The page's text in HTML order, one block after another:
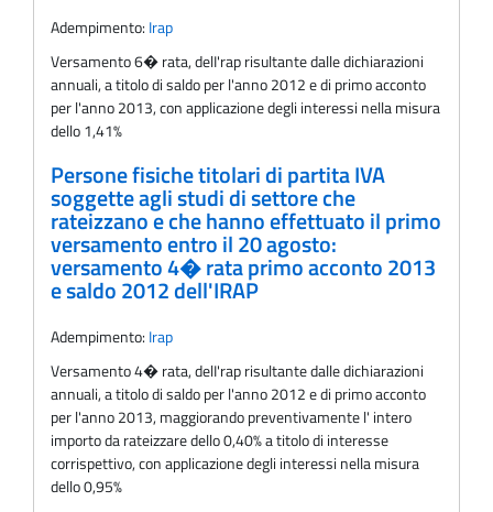
Adempimento: Irap
Versamento 6� rata, delI'rap risultante dalle dichiarazioni
annuali, a titolo di saldo per l'anno 2012 e di primo acconto
per l'anno 2013, con applicazione degli interessi nella misura
dello 1,41%
Persone fisiche titolari di partita IVA
soggette agli studi di settore che
rateizzano e che hanno effettuato il primo
versamento entro il 20 agosto:
versamento 4� rata primo acconto 2013
e saldo 2012 dell'IRAP
Adempimento: Irap
Versamento 4� rata, delI'rap risultante dalle dichiarazioni
annuali, a titolo di saldo per l'anno 2012 e di primo acconto
per l'anno 2013, maggiorando preventivamente l' intero
importo da rateizzare dello 0,40% a titolo di interesse
corrispettivo, con applicazione degli interessi nella misura
dello 0,95%